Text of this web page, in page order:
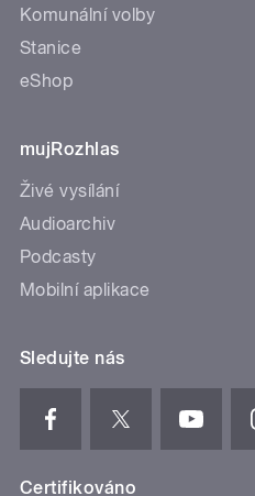
Komunální volby
Stanice
eShop
mujRozhlas
Živé vysílání
Audioarchiv
Podcasty
Mobilní aplikace
Sledujte nás
Certifikováno